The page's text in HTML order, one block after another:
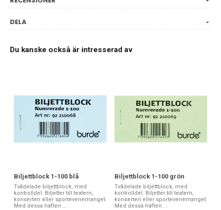
DELA
Du kanske också är intresserad av
Biljettblock 1-100 blå
Tvådelade biljettblock, med
kontrolldel. Biljetter till teatern,
konserten eller sportevenemanget.
Med dessa häften ...
Biljettblock 1-100 grön
Tvådelade biljettblock, med
kontrolldel. Biljetter till teatern,
konserten eller sportevenemanget.
Med dessa häften ...